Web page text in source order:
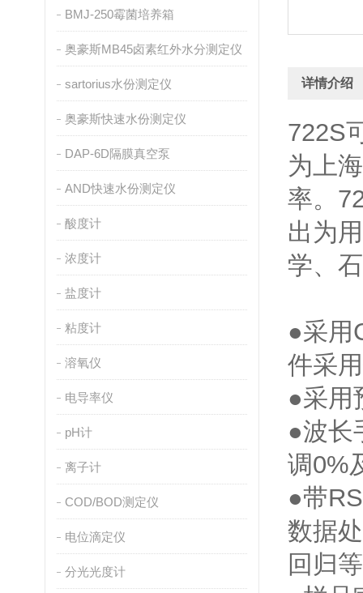
BMJ-250霉菌培养箱
奥豪斯MB45卤素红外水分测定仪
sartorius水份测定仪
奥豪斯快速水份测定仪
DAP-6D隔膜真空泵
AND快速水份测定仪
酸度计
浓度计
盐度计
粘度计
溶氧仪
电导率仪
pH计
离子计
COD/BOD测定仪
电位滴定仪
分光光度计
详情介绍
722S
为上
率。
出为
学、
●采用
件采
●采用
●波长
调0%
●带
数据
回归